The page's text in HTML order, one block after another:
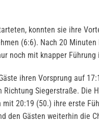
konnten sie ihre
(6:6). Nach 20
noch mit knapper Führung
ihren Vorsprung auf
Siegerstraße. Die
20:19 (50.) ihre erste
den Gästen weiterhin die